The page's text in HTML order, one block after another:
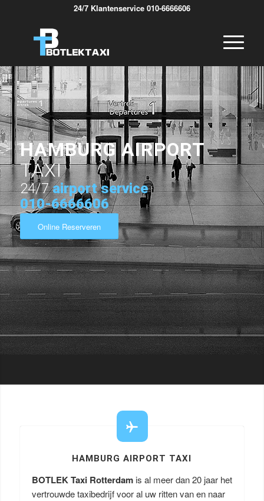
24/7 Klantenservice 010-6666606
HAMBURG AIRPORT
TAXI
24/7 airport service
010-6666606
Online Reserveren
HAMBURG AIRPORT TAXI
BOTLEK Taxi Rotterdamis al meer dan 20 jaar het
vertrouwde taxibedrijf voor al uw ritten van en naar